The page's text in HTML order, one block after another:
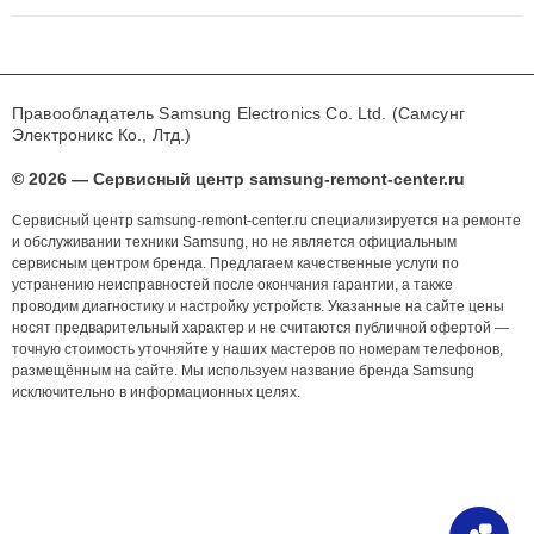
Правообладатель Samsung Electronics Co. Ltd. (Самсунг
Электроникс Ко., Лтд.)
© 2026 — Сервисный центр samsung-remont-center.ru
Сервисный центр samsung-remont-center.ru специализируется на ремонте
и обслуживании техники Samsung, но не является официальным
сервисным центром бренда. Предлагаем качественные услуги по
устранению неисправностей после окончания гарантии, а также
проводим диагностику и настройку устройств. Указанные на сайте цены
носят предварительный характер и не считаются публичной офертой —
точную стоимость уточняйте у наших мастеров по номерам телефонов,
размещённым на сайте. Мы используем название бренда Samsung
исключительно в информационных целях.